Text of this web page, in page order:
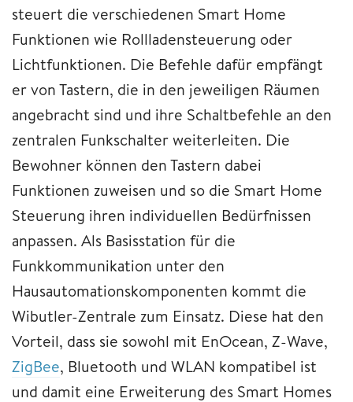
steuert die verschiedenen Smart Home
Funktionen wie Rollladensteuerung oder
Lichtfunktionen. Die Befehle dafür empfängt
er von Tastern, die in den jeweiligen Räumen
angebracht sind und ihre Schaltbefehle an den
zentralen Funkschalter weiterleiten. Die
Bewohner können den Tastern dabei
Funktionen zuweisen und so die Smart Home
Steuerung ihren individuellen Bedürfnissen
anpassen. Als Basisstation für die
Funkkommunikation unter den
Hausautomationskomponenten kommt die
Wibutler-Zentrale zum Einsatz. Diese hat den
Vorteil, dass sie sowohl mit EnOcean, Z-Wave,
ZigBee, Bluetooth und WLAN kompatibel ist
und damit eine Erweiterung des Smart Homes